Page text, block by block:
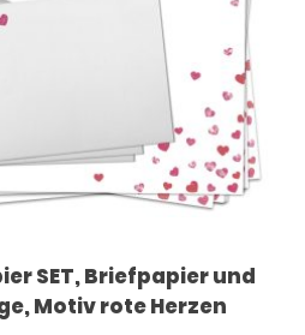
SET, Briefpapier und
Motiv rote Herzen